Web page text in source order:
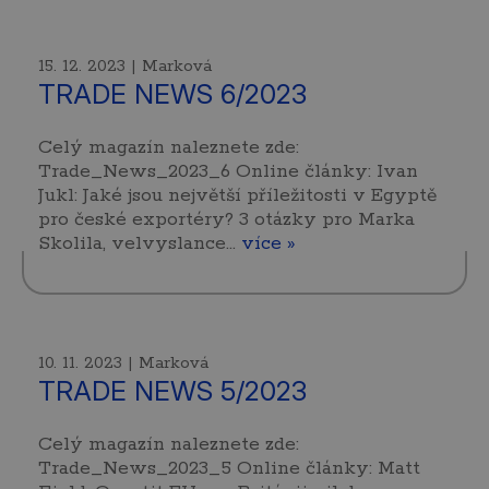
15. 12. 2023 | Marková
TRADE NEWS 6/2023
Celý magazín naleznete zde:
Trade_News_2023_6 Online články: Ivan
Jukl: Jaké jsou největší příležitosti v Egyptě
pro české exportéry? 3 otázky pro Marka
Skolila, velvyslance… více »
10. 11. 2023 | Marková
TRADE NEWS 5/2023
Celý magazín naleznete zde:
Trade_News_2023_5 Online články: Matt